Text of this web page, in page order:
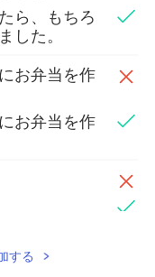
ら、もちろ
した。
お弁当を作
お弁当を作
2020.05.18 05:58
する